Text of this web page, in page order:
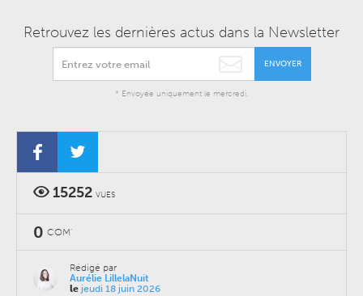
Retrouvez les dernières actus dans la Newsletter
ENVOYER
* Envoyée uniquement le mercredi.
15252 VUES
0 COM'
Rédigé par
Aurélie LillelaNuit
le jeudi 18 juin 2026